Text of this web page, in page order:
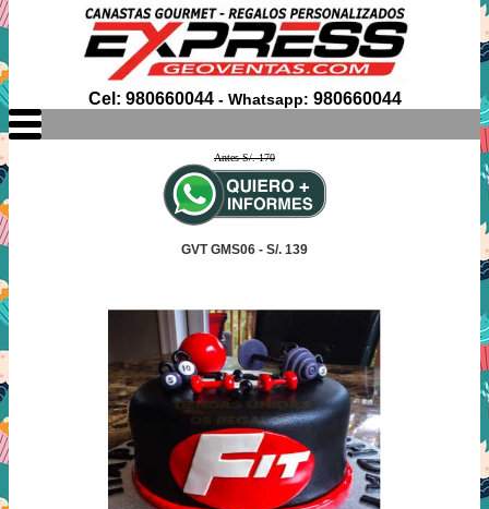
Cel: 980660044- Whatsapp: 980660044
Antes S/. 170
GVT GMS06 - S/. 139